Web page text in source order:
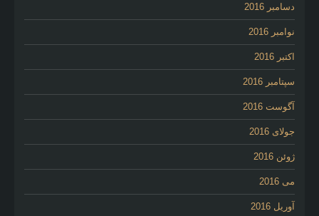
دسامبر 2016
نوامبر 2016
اکتبر 2016
سپتامبر 2016
آگوست 2016
جولای 2016
ژوئن 2016
می 2016
آوریل 2016